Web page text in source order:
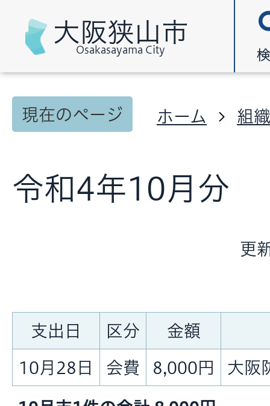
大阪狭山市
Osakasayama City
現在のページ ホーム 組
令和4年10月分
更
支出日 区分 金額
10月28日 会費 8,000円 大阪